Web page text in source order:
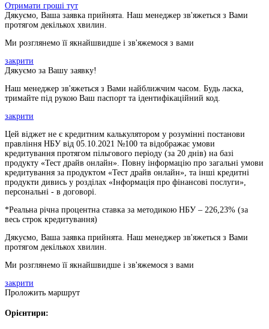
Отримати гроші тут
Дякуємо, Ваша заявка прийнята. Наш менеджер зв'яжеться з Вами
протягом декількох хвилин.
Ми розглянемо її якнайшвидше і зв'яжемося з вами
закрити
Дякуємо за Вашу заявку!
Наш менеджер зв'яжеться з Вами найближчим часом. Будь ласка,
тримайте під рукою Ваш паспорт та ідентифікаційний код.
закрити
Цей віджет не є кредитним калькулятором у розумінні постанови
правління НБУ від 05.10.2021 №100 та відображає умови
кредитування протягом пільгового періоду (за 20 днів) на базі
продукту «Тест драйв онлайн». Повну інформацію про загальні умови
кредитування за продуктом «Тест драйв онлайн», та інші кредитні
продукти дивись у розділах «Інформація про фінансові послуги»,
персональні - в договорі.
*Реальна річна процентна ставка за методикою НБУ – 226,23% (за
весь строк кредитування)
Дякуємо, Ваша заявка прийнята. Наш менеджер зв'яжеться з Вами
протягом декількох хвилин.
Ми розглянемо її якнайшвидше і зв'яжемося з вами
закрити
Проложить маршрут
Орієнтири: